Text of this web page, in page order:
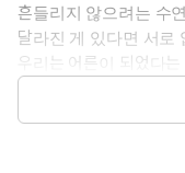
흔들리지 않으려는 수
달라진 게 있다면 서로
우리는 어른이 되었다는
“충분히 망설이고, 오래